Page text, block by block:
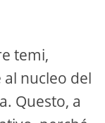
temi,
nucleo del
Questo, a